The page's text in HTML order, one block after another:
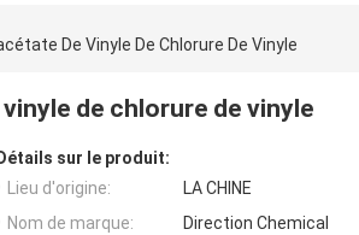
De Vinyle De Chlorure De Vinyle
de chlorure de vinyle
Détails sur le produit:
Lieu d'origine:
LA CHINE
Nom de marque:
Direction Chemical